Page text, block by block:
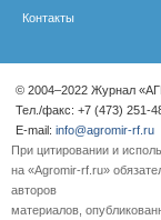
Контакты
© 2004–2022 Журнал
Тел./факс: +7 (473) 251-
E-mail: info@agromir-rf.ru
При цитировании и
на «Agromir-rf.ru»
авторов
материалов,